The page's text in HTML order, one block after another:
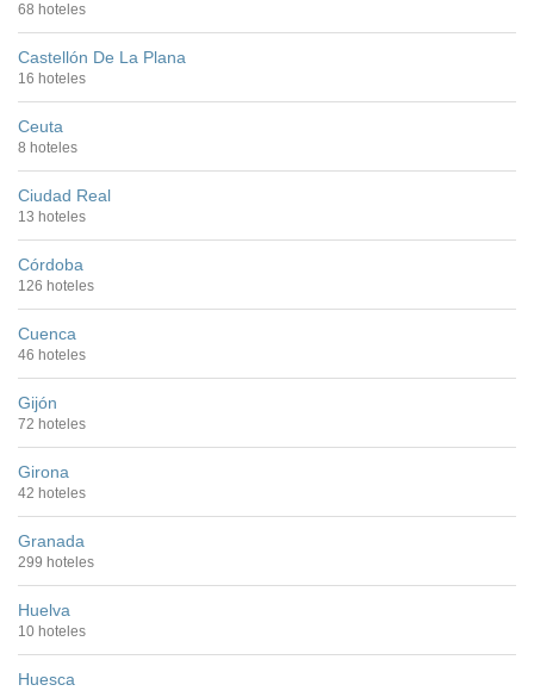
68 hoteles
Castellón De La Plana
16 hoteles
Ceuta
8 hoteles
Ciudad Real
13 hoteles
Córdoba
126 hoteles
Cuenca
46 hoteles
Gijón
72 hoteles
Girona
42 hoteles
Granada
299 hoteles
Huelva
10 hoteles
Huesca